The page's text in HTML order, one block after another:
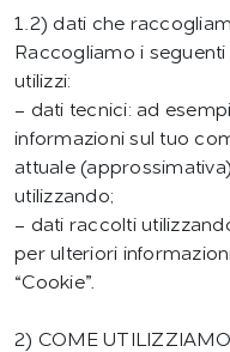
1.2) dati che
Raccogliamo i
utilizzi:
- dati tecnici: ad
informazioni sul tuo
attuale
utilizzando;
- dati raccolti
per ulteriori
“Cookie”.
2) COME